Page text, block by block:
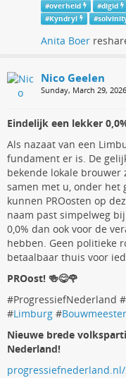
#overheid #digid
#Kyndryl #
Anita Boer
Nico Geelen
Sunday, March 29,
Eindelijk een lekker
​Als nazaat van een
fundament er is. De
bekende lokale
samen met u, onder het
kunnen PROosten op
naam past simpelweg
0,0% dan ook voor de
hebben. Geen politieke
betaalbaar thuis voor
​PROost! 🍻😋🌹
​#ProgressiefNederland #
#Limburg #
Nieuwe brede
Nederland!
progressiefnederland.nl/